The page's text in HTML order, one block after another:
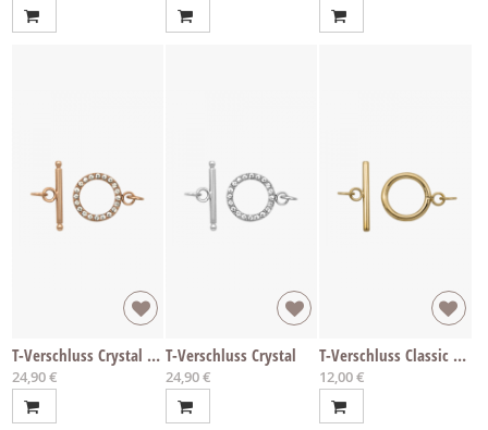
T-Verschluss Crystal Rosé
24,90 €
T-Verschluss Crystal
24,90 €
T-Verschluss Classic Gold
12,00 €